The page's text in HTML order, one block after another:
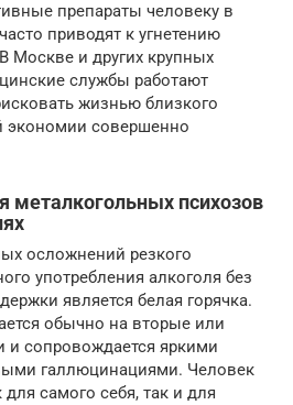
препараты человеку в
приводят к угнетению
Москве и других крупных
службы работают
жизнью близкого
экономии совершенно
металкогольных психозов
осложнений резкого
употребления алкоголя без
является белая горячка.
обычно на вторые или
и сопровождается яркими
галлюцинациями. Человек
самого себя, так и для